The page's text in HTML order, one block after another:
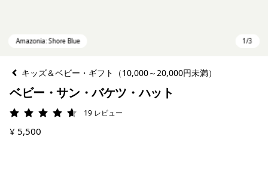
キッズ＆ベビー・ギフト（10,000～20,000円未満）
ベビー・サン・バケツ・ハット
評価: 4.6 / 5
19 レビュー
¥ 5,500